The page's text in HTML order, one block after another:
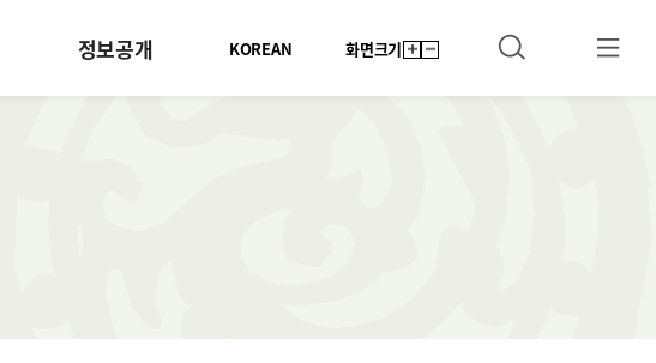
정보공개 KOREAN 화면크기